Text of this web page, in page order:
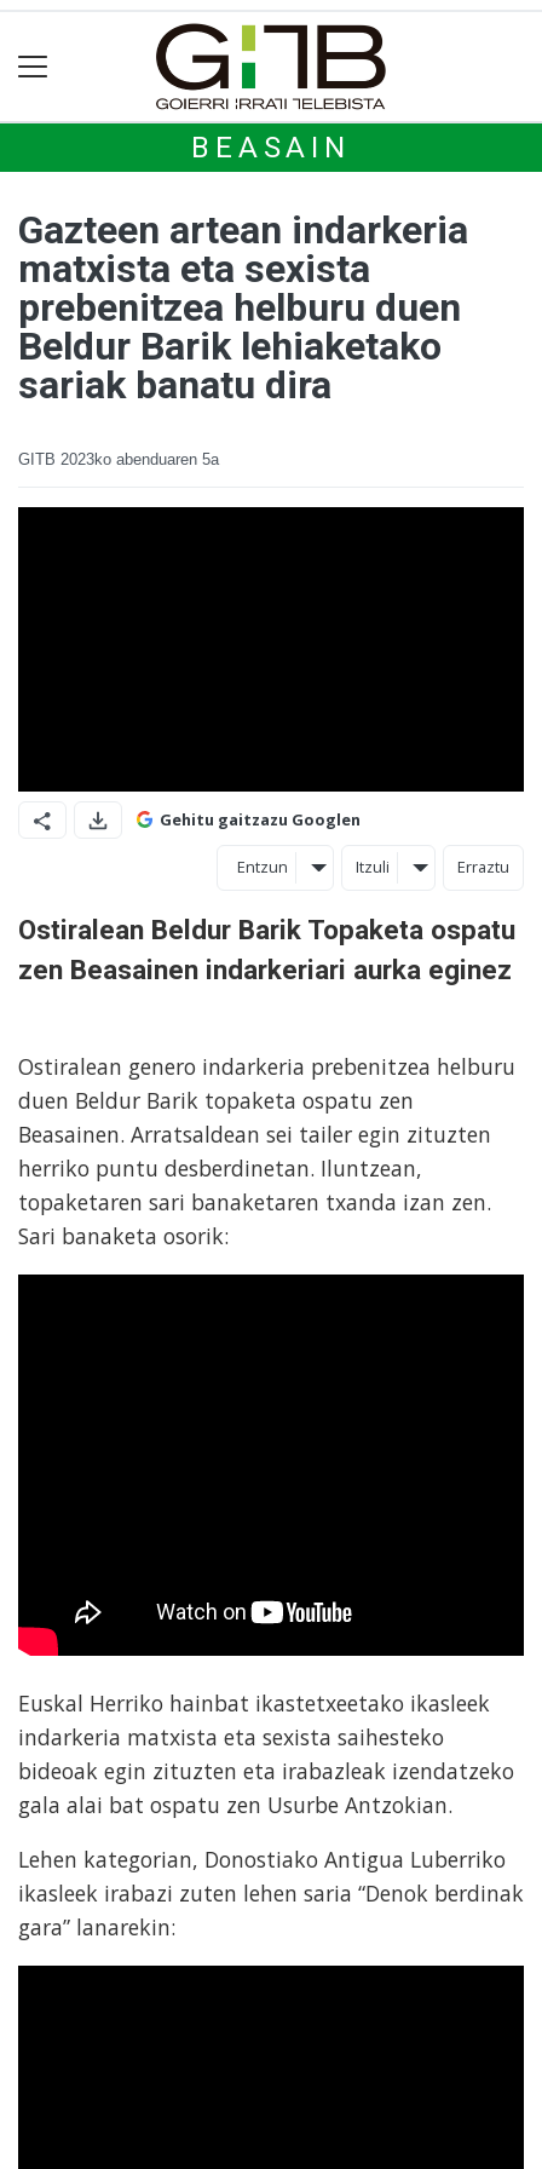
BEASAIN
Gazteen artean indarkeria
matxista eta sexista
prebenitzea helburu duen
Beldur Barik lehiaketako
sariak banatu dira
GITB 2023ko abenduaren 5a
Gehitu gaitzazu Googlen
Entzun Itzuli Erraztu
Ostiralean Beldur Barik Topaketa ospatu
zen Beasainen indarkeriari aurka eginez
Ostiralean genero indarkeria prebenitzea helburu
duen Beldur Barik topaketa ospatu zen
Beasainen. Arratsaldean sei tailer egin zituzten
herriko puntu desberdinetan. Iluntzean,
topaketaren sari banaketaren txanda izan zen.
Sari banaketa osorik:
Euskal Herriko hainbat ikastetxeetako ikasleek
indarkeria matxista eta sexista saihesteko
bideoak egin zituzten eta irabazleak izendatzeko
gala alai bat ospatu zen Usurbe Antzokian.
Lehen kategorian, Donostiako Antigua Luberriko
ikasleek irabazi zuten lehen saria “Denok berdinak
gara” lanarekin: